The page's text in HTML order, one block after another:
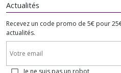
Actualités
Recevez un code promo de 5€ pour
actualités.
Je ne suis pas un robot